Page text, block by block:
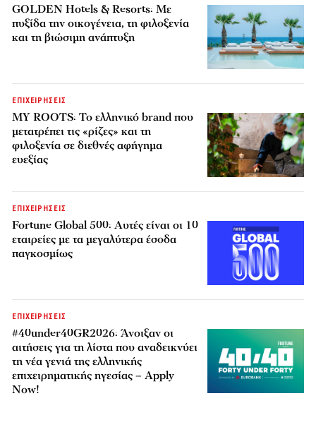
GOLDEN Hotels & Resorts: Με
πυξίδα την οικογένεια, τη φιλοξενία
και τη βιώσιμη ανάπτυξη
ΕΠΙΧΕΙΡΗΣΕΙΣ
MY ROOTS: Το ελληνικό brand που
μετατρέπει τις «ρίζες» και τη
φιλοξενία σε διεθνές αφήγημα
ευεξίας
ΕΠΙΧΕΙΡΗΣΕΙΣ
Fortune Global 500: Αυτές είναι οι 10
εταιρείες με τα μεγαλύτερα έσοδα
παγκοσμίως
ΕΠΙΧΕΙΡΗΣΕΙΣ
#40under40GR2026: Άνοιξαν οι
αιτήσεις για τη λίστα που αναδεικνύει
τη νέα γενιά της ελληνικής
επιχειρηματικής ηγεσίας – Apply
Now!